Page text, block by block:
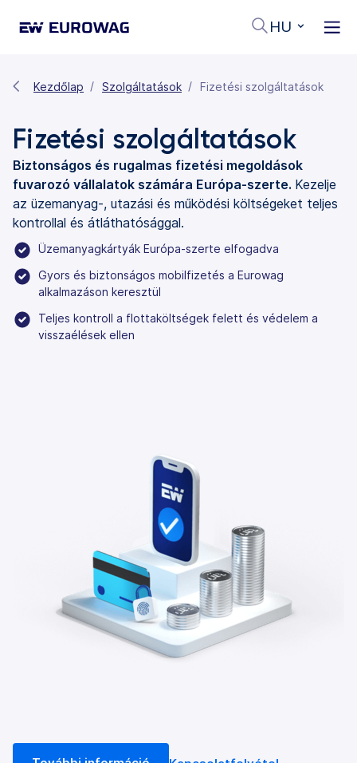
HU
Kezdőlap Szolgáltatások Fizetési szolgáltatások
Fizetési szolgáltatások
Biztonságos és rugalmas fizetési megoldások
fuvarozó vállalatok számára Európa-szerte. Kezelje
az üzemanyag-, utazási és működési költségeket teljes
kontrollal és átláthatósággal.
Üzemanyagkártyák Európa-szerte elfogadva
Gyors és biztonságos mobilfizetés a Eurowag
alkalmazáson keresztül
Teljes kontroll a flottaköltségek felett és védelem a
visszaélések ellen